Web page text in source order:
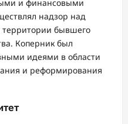
и финансовыми
надзор над
территории бывшего
Коперник был
идеями в области
и реформирования